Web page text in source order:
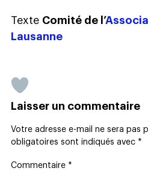
Texte Comité de l’
Lausanne
Laisser un commentaire
Votre adresse e-mail ne sera pas
obligatoires sont indiqués avec *
Commentaire *